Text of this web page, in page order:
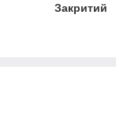
Закритий